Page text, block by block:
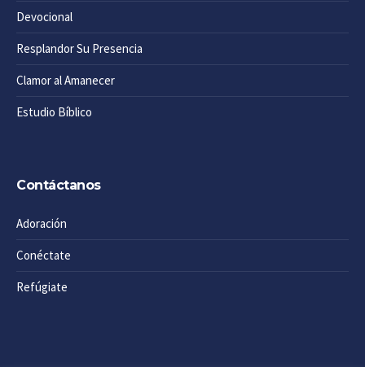
Devocional
Resplandor Su Presencia
Clamor al Amanecer
Estudio Bíblico
Contáctanos
Adoración
Conéctate
Refúgiate